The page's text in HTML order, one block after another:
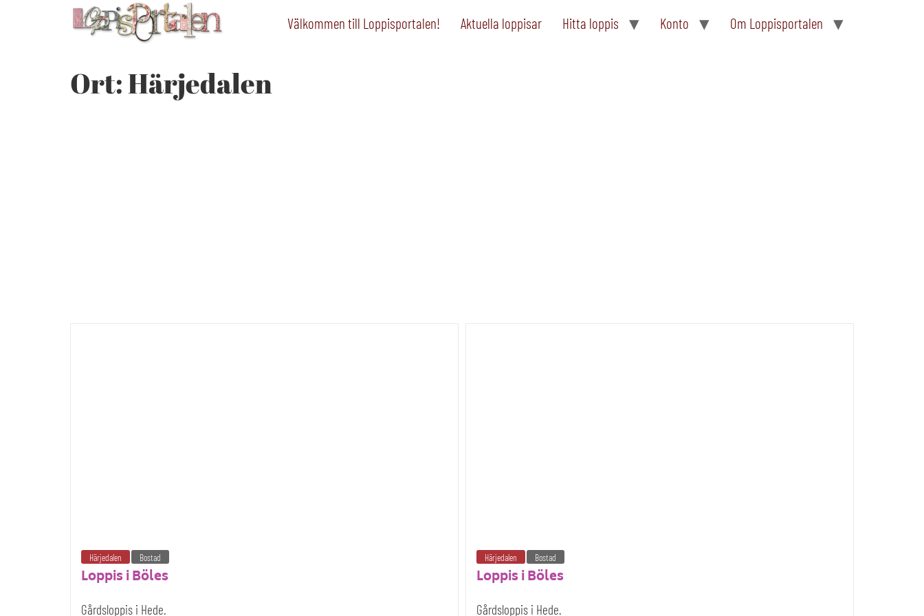
Välkommen till Loppisportalen! Aktuella loppisar Hitta loppis Konto Om Loppisportalen
Ort:Härjedalen
Härjedalen Bostad
Loppis i Böles
Gårdsloppis i Hede.
Härjedalen Bostad
Loppis i Böles
Gårdsloppis i Hede.